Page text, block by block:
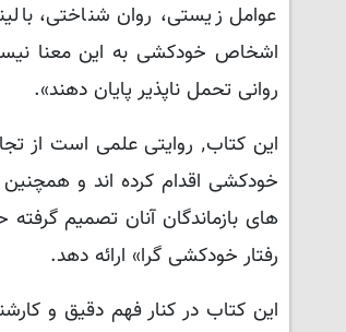
عوامل زیستی، روان شناختی،
اشخاص خودکشی به این معنا
روانی تحمل ناپذیر پایان دهند».
این کتاب٬ روایتی علمی
خودکشی اقدام کرده اند و
های بازماندگان آنان تصمیم
رفتار خودکشی گرا» ارائه دهد.
این کتاب در کنار فهم دقیق و